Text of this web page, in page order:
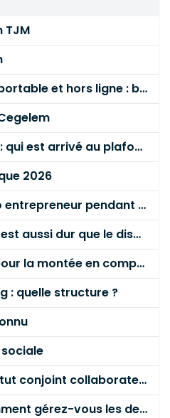
TJM
Un espace de travail portable et hors ligne : besoin réel ou fausse bonne idée ?
🚨 Réforme ARE 2025 : qui est arrivé au plafond des 60 % en gardant son entreprise ?
2026
Mixer portage et auto entrepreneur pendant des années - quel risque ?
Est-ce que le marché est aussi dur que le disent les commerciaux ?
« 5 jours de gratuité pour la montée en compétence »
: quelle structure ?
aide changement statut conjoint collaborateur
Freelances web : comment gérez-vous les demandes client qui dépassent le devis ?